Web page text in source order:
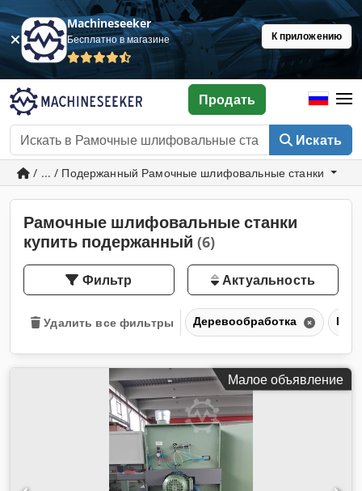
Machineseeker
Бесплатно в магазине К приложению
Искать
Продать
/ ... / Подержанный Рамочные шлифовальные станки
Рамочные шлифовальные станки
купить подержанный (6)
Фильтр Актуальность
Удалить все фильтры Деревообработка
Малое объявление